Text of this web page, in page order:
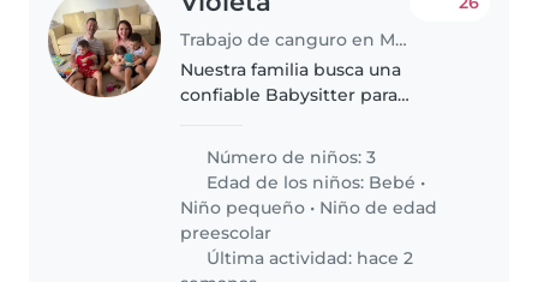
Trabajo de canguro en Málaga
Nuestra familia busca una
confiable Babysitter para
años, un niño muy activo al que
lo que más le gusta es saltar y
jugar al fútbol; Oliver de 2..
Número de niños: 3
Edad de los niños: Bebé •
Niño pequeño • Niño de edad
preescolar
Última actividad: hace 2